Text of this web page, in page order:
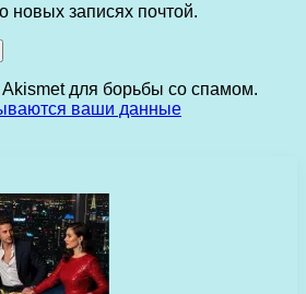
новых записях почтой.
Akismet для борьбы со спамом.
ваши данные